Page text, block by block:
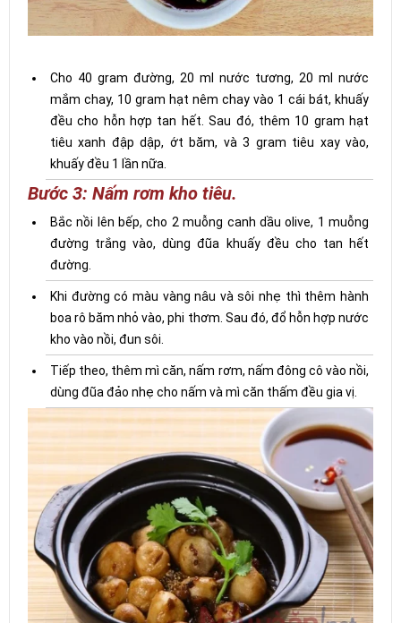
Cho 40 gram đường, 20 ml nước tương, 20 ml nước
mắm chay, 10 gram hạt nêm chay vào 1 cái bát, khuấy
đều cho hỗn hợp tan hết. Sau đó, thêm 10 gram hạt
tiêu xanh đập dập, ớt băm, và 3 gram tiêu xay vào,
khuấy đều 1 lần nữa.
Bước 3: Nấm rơm kho tiêu.
Bắc nồi lên bếp, cho 2 muỗng canh dầu olive, 1 muỗng
đường trắng vào, dùng đũa khuấy đều cho tan hết
đường.
Khi đường có màu vàng nâu và sôi nhẹ thì thêm hành
boa rô băm nhỏ vào, phi thơm. Sau đó, đổ hỗn hợp nước
kho vào nồi, đun sôi.
Tiếp theo, thêm mì căn, nấm rơm, nấm đông cô vào nồi,
dùng đũa đảo nhẹ cho nấm và mì căn thấm đều gia vị.